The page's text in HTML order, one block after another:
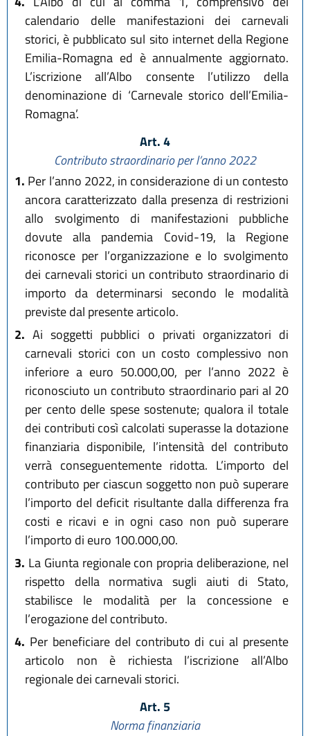
calendario delle manifestazioni dei carnevali
storici, è pubblicato sul sito internet della Regione
Emilia-Romagna ed è annualmente aggiornato.
L’iscrizione all’Albo consente l’utilizzo della
denominazione di ‘Carnevale storico dell’Emilia-
Romagna’.
Art. 4
Contributo straordinario per l’anno 2022
1. Per l’anno 2022, in considerazione di un contesto
ancora caratterizzato dalla presenza di restrizioni
allo svolgimento di manifestazioni pubbliche
dovute alla pandemia Covid-19, la Regione
riconosce per l’organizzazione e lo svolgimento
dei carnevali storici un contributo straordinario di
importo da determinarsi secondo le modalità
previste dal presente articolo.
2. Ai soggetti pubblici o privati organizzatori di
carnevali storici con un costo complessivo non
inferiore a euro 50.000,00, per l’anno 2022 è
riconosciuto un contributo straordinario pari al 20
per cento delle spese sostenute; qualora il totale
dei contributi così calcolati superasse la dotazione
finanziaria disponibile, l’intensità del contributo
verrà conseguentemente ridotta. L’importo del
contributo per ciascun soggetto non può superare
l’importo del deficit risultante dalla differenza fra
costi e ricavi e in ogni caso non può superare
l’importo di euro 100.000,00.
3. La Giunta regionale con propria deliberazione, nel
rispetto della normativa sugli aiuti di Stato,
stabilisce le modalità per la concessione e
l’erogazione del contributo.
4. Per beneficiare del contributo di cui al presente
articolo non è richiesta l’iscrizione all’Albo
regionale dei carnevali storici.
Art. 5
Norma finanziaria